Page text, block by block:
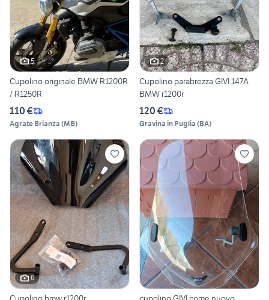
5
Cupolino originale BMW R1200R
/ R1250R
110 €
Agrate Brianza (MB)
2
Cupolino parabrezza GIVI 147A
BMW r1200r
120 €
Gravina in Puglia (BA)
6